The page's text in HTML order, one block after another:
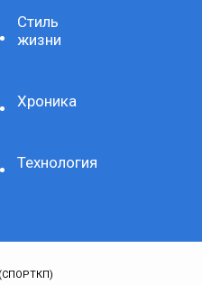
Стиль
жизни
Хроника
Технология